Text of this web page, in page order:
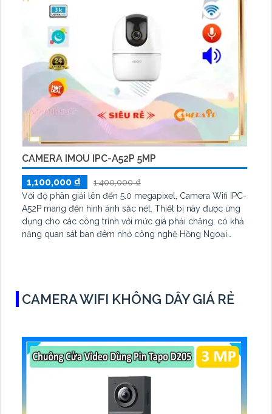
CAMERA IMOU IPC-A52P 5MP
1,100,000 ₫
1,400,000 ₫
Với độ phân giải lên đến 5.0 megapixel, Camera Wifi IPC-
A52P mang đến hình ảnh sắc nét. Thiết bị này được ứng
dụng cho các công trình với mức giá phải chăng, có khả
năng quan sát ban đêm nhờ công nghệ Hồng Ngoại
CAMERA WIFI KHÔNG DÂY GIÁ RẺ